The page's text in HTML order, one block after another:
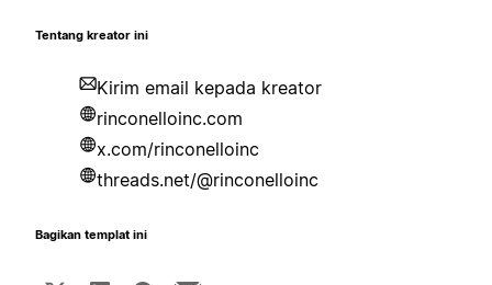
Tentang kreator ini
Kirim email kepada kreator
rinconelloinc.com
x.com/rinconelloinc
threads.net/@rinconelloinc
Bagikan templat ini